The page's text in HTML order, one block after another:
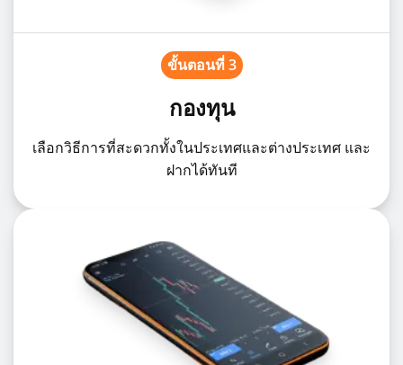
ขั้นตอนที่ 3
กองทุน
เลือกวิธีการที่สะดวกทั้งในประเทศและต่างประเทศ และ
ฝากได้ทันที